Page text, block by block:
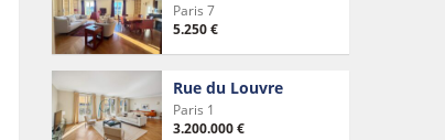
Paris 7
5.250 €
Rue du Louvre
Paris 1
3.200.000 €